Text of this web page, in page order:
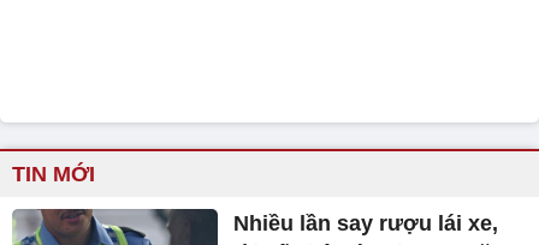
TIN MỚI
Nhiều lần say rượu lái xe,